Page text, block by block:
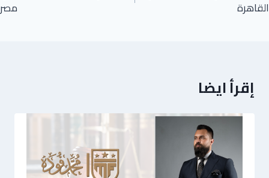
القاهرة
مصر
إقرأ ايضا